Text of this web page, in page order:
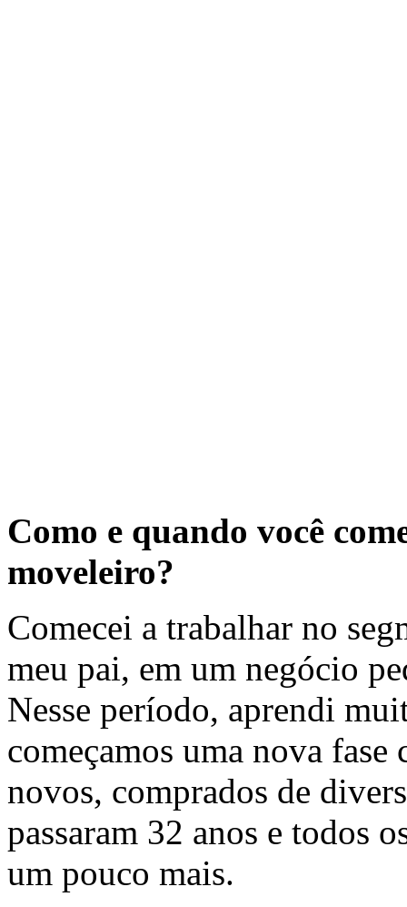
Como e quando você
moveleiro?
Comecei a trabalhar no
meu pai, em um negócio
Nesse período, aprendi
começamos uma nova
novos, comprados de
passaram 32 anos e todos
um pouco mais.